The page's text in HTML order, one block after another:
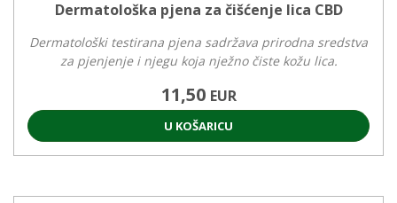
Dermatološka pjena za čišćenje lica CBD
Dermatološki testirana pjena sadržava prirodna sredstva
za pjenjenje i njegu koja nježno čiste kožu lica.
11,50 EUR
U KOŠARICU